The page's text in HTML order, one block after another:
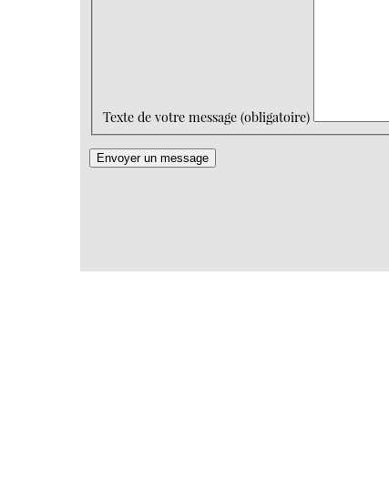
Texte de votre message (obligatoire)